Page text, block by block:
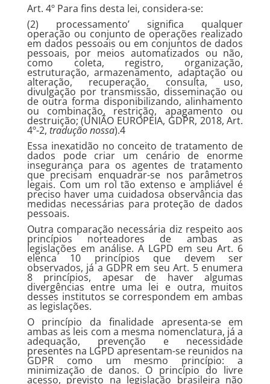
Art. 4º Para fins desta lei, considera-se:
(2) processamento’ significa qualquer
operação ou conjunto de operações realizado
em dados pessoais ou em conjuntos de dados
pessoais, por meios automatizados ou não,
como coleta, registro, organização,
estruturação, armazenamento, adaptação ou
alteração, recuperação, consulta, uso,
divulgação por transmissão, disseminação ou
de outra forma disponibilizando, alinhamento
ou combinação, restrição, apagamento ou
destruição; (UNIÃO EUROPÉIA, GDPR, 2018, Art.
4º-2, tradução nossa).4
Essa inexatidão no conceito de tratamento de
dados pode criar um cenário de enorme
insegurança para os agentes de tratamento
que precisam enquadrar-se nos parâmetros
legais. Com um rol tão extenso e ampliável é
preciso haver uma cuidadosa observância das
medidas necessárias para proteção de dados
pessoais.
Outra comparação necessária diz respeito aos
princípios norteadores de ambas as
legislações em análise. A LGPD em seu Art. 6
elenca 10 princípios que devem ser
observados, já a GDPR em seu Art. 5 enumera
8 princípios, apesar de haver algumas
divergências entre uma lei e outra, muitos
desses institutos se correspondem em ambas
as legislações.
O princípio da finalidade apresenta-se em
ambas as leis com a mesma nomenclatura, já a
adequação, prevenção e necessidade
presentes na LGPD apresentam-se reunidos na
GDPR como um mesmo princípio: a
minimização de danos. O princípio do livre
acesso, previsto na legislação brasileira não